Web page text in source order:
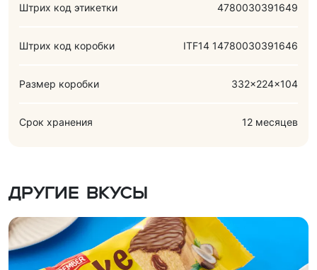
Штрих код этикетки 4780030391649
Штрих код коробки ITF14 14780030391646
Размер коробки 332x224x104
Срок хранения 12 месяцев
Другие вкусы